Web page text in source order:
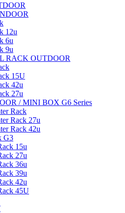
12u
6u
9u
RACK OUTDOOR
15U
42u
27u
/ MINI BOX G6 Series
Rack
Rack 27u
Rack 42u
G3
15u
27u
36u
39u
42u
45U